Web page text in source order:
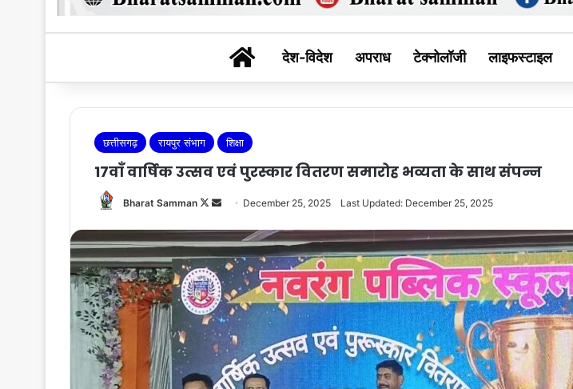
BHARAT SAMMAN
देश-विदेश अपराध टेक्नोलॉजी लाइफस्टाइल
छत्तीसगढ़ रायपुर संभाग शिक्षा
17वाँ वार्षिक उत्सव एवं पुरस्कार वितरण समारोह भव्यता के साथ संपन्न
Bharat Samman
Follow
X
Send
email
December 25, 2025 Last Updated: December 25, 2025